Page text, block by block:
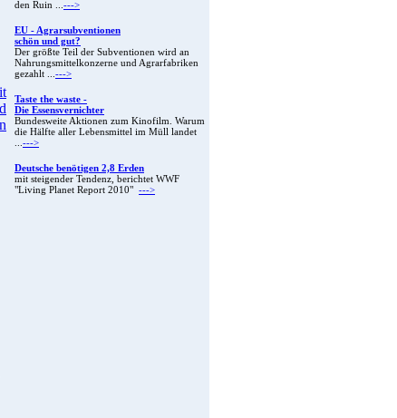
den Ruin ...--->
EU - Agrarsubventionen
schön und gut?
Der größte Teil der Subventionen wird an
Nahrungsmittelkonzerne und Agrarfabriken
gezahlt ...--->
Taste the waste -
Die Essensvernichter
Bundesweite Aktionen zum Kinofilm. Warum
die Hälfte aller Lebensmittel im Müll landet
...--->
Deutsche benötigen 2,8 Erden
mit steigender Tendenz, berichtet WWF
"Living Planet Report 2010" --->